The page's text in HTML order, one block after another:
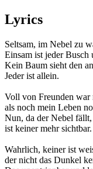
Lyrics
Seltsam, im Nebel zu
Einsam ist jeder Busch
Kein Baum sieht den
Jeder ist allein.
Voll von Freunden war
als noch mein Leben
Nun, da der Nebel fällt,
ist keiner mehr sichtbar.
Wahrlich, keiner ist
der nicht das Dunkel